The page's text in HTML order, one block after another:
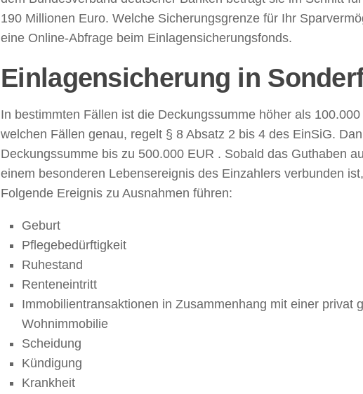
190 Millionen Euro. Welche Sicherungsgrenze für Ihr
eine Online-Abfrage beim Einlagensicherungsfonds.
Einlagensicherung in
In bestimmten Fällen ist die Deckungssumme höher als 100.000
welchen Fällen genau, regelt § 8 Absatz 2 bis 4 des EinSiG.
Deckungssumme bis zu 500.000 EUR . Sobald das Guthaben
einem besonderen Lebensereignis des Einzahlers verbunden
Folgende Ereignis zu Ausnahmen führen:
Geburt
Pflegebedürftigkeit
Ruhestand
Renteneintritt
Immobilientransaktionen in Zusammenhang mit einer privat
Wohnimmobilie
Scheidung
Kündigung
Krankheit